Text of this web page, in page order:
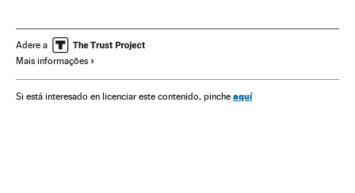
Alimentos FMI Moeda
Adere a
Mais informações
Si está interesado en licenciar este contenido, pinche aquí